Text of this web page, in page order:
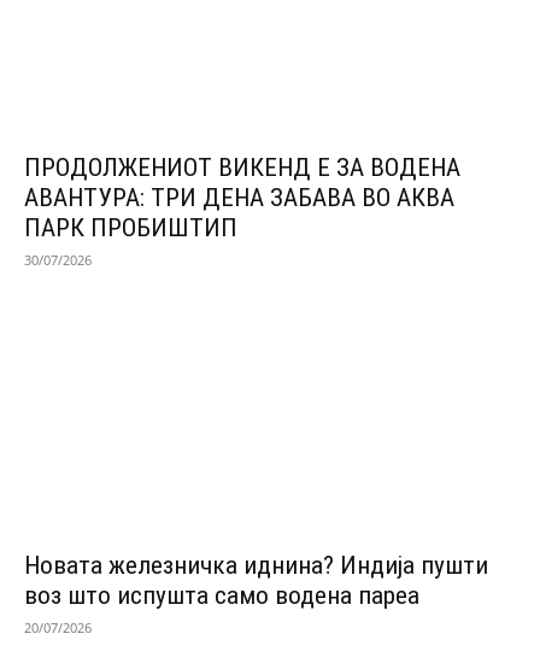
ПРОДОЛЖЕНИОТ ВИКЕНД Е ЗА ВОДЕНА
АВАНТУРА: ТРИ ДЕНА ЗАБАВА ВО АКВА
ПАРК ПРОБИШТИП
30/07/2026
Новата железничка иднина? Индија пушти
воз што испушта само водена пареа
20/07/2026